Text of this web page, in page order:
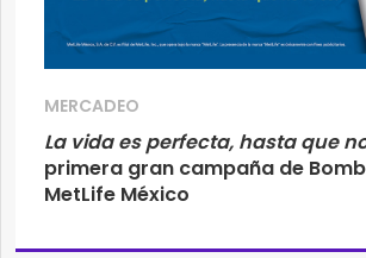
MERCADEO
La vida es perfecta, hasta que
primera gran campaña de
MetLife México